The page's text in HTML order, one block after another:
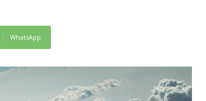
WhatsApp